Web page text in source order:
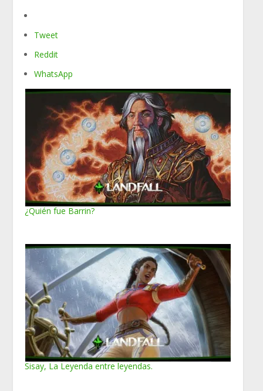
Tweet
Reddit
WhatsApp
¿Quién fue Barrin?
Sisay, La Leyenda entre leyendas.